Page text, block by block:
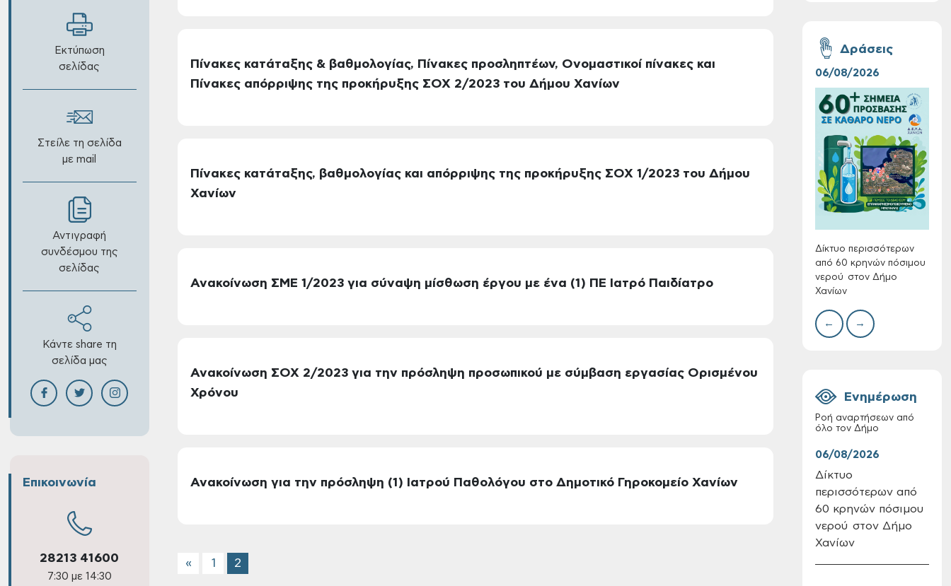
Εκτύπωση
σελίδας
Στείλε τη σελίδα
με mail
Αντιγραφή
συνδέσμου της
σελίδας
Κάντε share τη
σελίδα μας
Επικοινωνία
28213 41600
7:30 με 14:30
Πίνακες κατάταξης & βαθμολογίας, Πίνακες προσληπτέων, Ονομαστικοί πίνακες και
Πίνακες απόρριψης της προκήρυξης ΣΟΧ 2/2023 του Δήμου Χανίων
Πίνακες κατάταξης, βαθμολογίας και απόρριψης της προκήρυξης ΣΟΧ 1/2023 του Δήμου
Χανίων
Ανακοίνωση ΣΜΕ 1/2023 για σύναψη μίσθωση έργου με ένα (1) ΠΕ Ιατρό Παιδίατρο
Ανακοίνωση ΣΟΧ 2/2023 για την πρόσληψη προσωπικού με σύμβαση εργασίας Ορισμένου
Χρόνου
Ανακοίνωση για την πρόσληψη (1) Ιατρού Παθολόγου στο Δημοτικό Γηροκομείο Χανίων
« 1 2
Επαναλειτουργία
του συστήματος
SeaTrac στην
παραλία του Αγίου
Ονουφρίου
Πίνακες Κατάταξης
& Βαθμολογίας,
Πίνακες
προσληπτέων και
Δήμου Χανίων
Oριστικοί πίνακες
Δράσεις
06/08/2026
Δίκτυο περισσότερων
από 60 κρηνών πόσιμου
νερού στον Δήμο
Χανίων
με
← →
Ενημέρωση
Ροή αναρτήσεων από
όλο τον Δήμο
06/08/2026
Δίκτυο
περισσότερων από
60 κρηνών πόσιμου
νερού στον Δήμο
Χανίων